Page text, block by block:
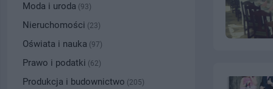
Moda i uroda (93)
Nieruchomości (23)
Oświata i nauka (97)
Prawo i podatki (62)
Produkcja i budownictwo (205)